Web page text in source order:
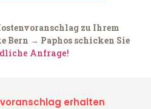
zu Ihrem
Bern → Paphos schicken Sie
Anfrage!
erhalten